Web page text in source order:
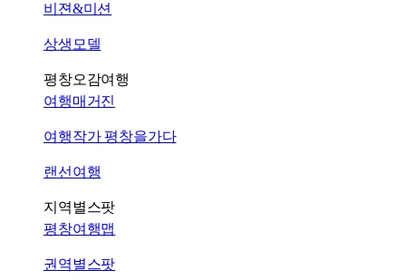
비젼&미션
상생모델
평창오감여행
여행매거진
여행작가 평창을가다
랜선여행
지역별스팟
평창여행맵
권역별스팟